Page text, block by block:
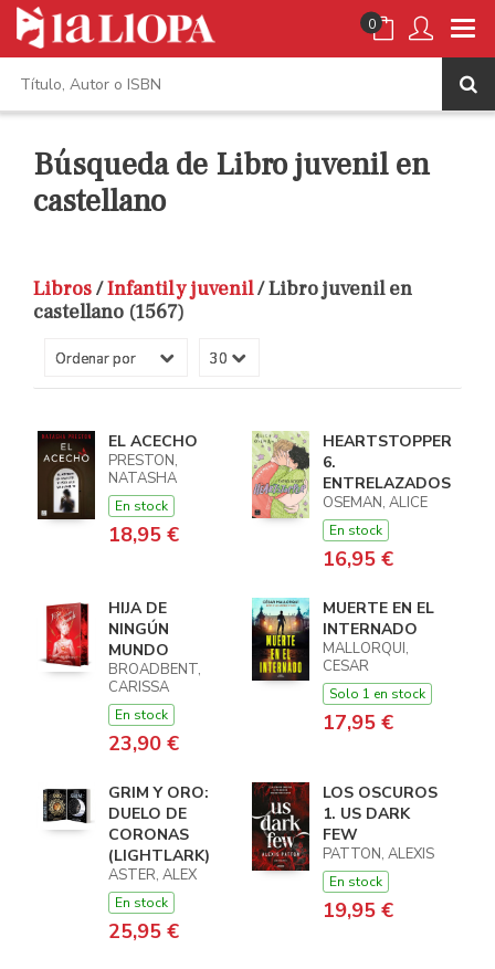
0
Búsqueda de Libro juvenil en
castellano
Libros/Infantil y juvenil/ Libro juvenil en
castellano (1567)
EL ACECHO
PRESTON,
NATASHA
En stock
18,95 €
HEARTSTOPPER
6.
ENTRELAZADOS
OSEMAN, ALICE
En stock
16,95 €
HIJA DE
NINGÚN
MUNDO
BROADBENT,
CARISSA
En stock
23,90 €
MUERTE EN EL
INTERNADO
MALLORQUI,
CESAR
Solo 1 en stock
17,95 €
GRIM Y ORO:
DUELO DE
CORONAS
(LIGHTLARK)
ASTER, ALEX
En stock
25,95 €
LOS OSCUROS
1. US DARK
FEW
PATTON, ALEXIS
En stock
19,95 €